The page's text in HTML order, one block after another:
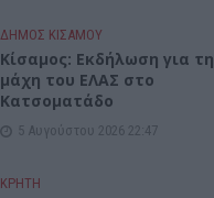
ΔΉΜΟΣ ΚΙΣΆΜΟΥ
Κίσαμος: Εκδήλωση για τη
μάχη του ΕΛΑΣ στο
Κατσοματάδο
5 Αυγούστου 2026 22:47
ΚΡΗΤΗ